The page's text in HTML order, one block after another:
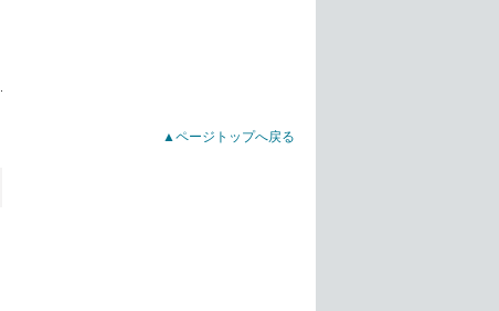
▲ページトップへ戻る